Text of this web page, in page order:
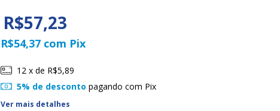
R$57,23
R$54,37 com Pix
12 x de R$5,89
5% de desconto pagando com Pix
Ver mais detalhes